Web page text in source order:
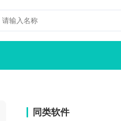
同类软件